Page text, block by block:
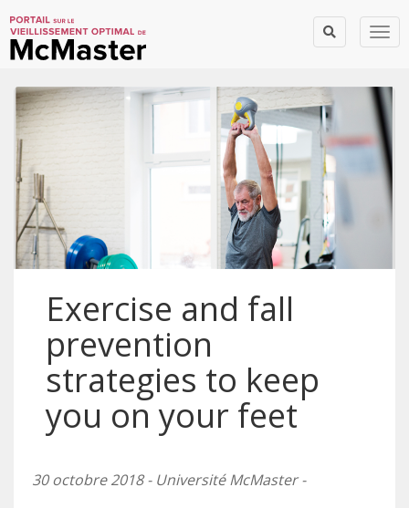
Exercise and fall
prevention
strategies to keep
you on your feet
30 octobre 2018 - Université McMaster -